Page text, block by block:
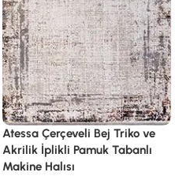
Blera Çerçeveli Krem Akrilik
Makine Halısı